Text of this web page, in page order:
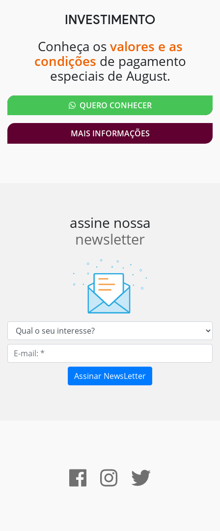
INVESTIMENTO
Conheça os valores e as
condições de pagamento
especiais de August.
QUERO CONHECER
MAIS INFORMAÇÕES
assine nossa
newsletter